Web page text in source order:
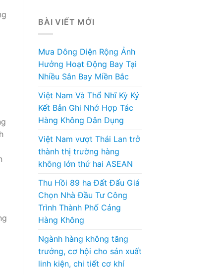
BÀI VIẾT MỚI
Mưa Dông Diện Rộng Ảnh
Hưởng Hoạt Động Bay Tại
Nhiều Sân Bay Miền Bắc
Việt Nam Và Thổ Nhĩ Kỳ Ký
Kết Bản Ghi Nhớ Hợp Tác
Hàng Không Dân Dụng
Việt Nam vượt Thái Lan trở
thành thị trường hàng
không lớn thứ hai ASEAN
Thu Hồi 89 ha Đất Đấu Giá
Chọn Nhà Đầu Tư Công
Trình Thành Phố Cảng
Hàng Không
Ngành hàng không tăng
trưởng, cơ hội cho sản xuất
linh kiện, chi tiết cơ khí